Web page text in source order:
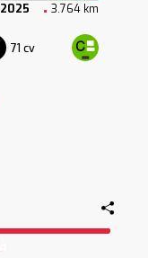
2025 3.764 km
71 cv